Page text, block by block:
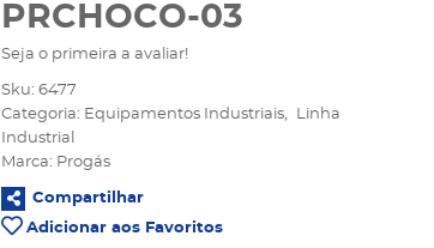
PRCHOCO-03
Seja o primeira a avaliar!
Sku: 6477
Categoria: Equipamentos Industriais
Linha
Industrial
Marca: Progás
Compartilhar
Adicionar aos Favoritos